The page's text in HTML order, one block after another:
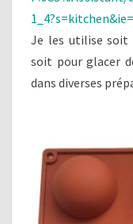
Je les utilise soit
soit pour glacer
dans diverses